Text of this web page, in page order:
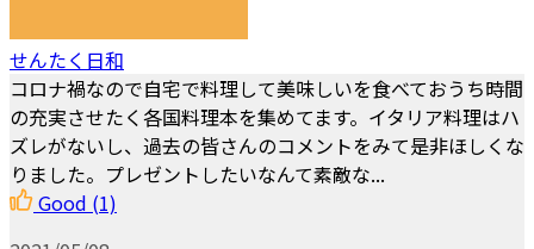
せんたく日和
コロナ禍なので自宅で料理して美味しいを食べておうち時間
の充実させたく各国料理本を集めてます。イタリア料理はハ
ズレがないし、過去の皆さんのコメントをみて是非ほしくな
りました。プレゼントしたいなんて素敵な...
Good (1)